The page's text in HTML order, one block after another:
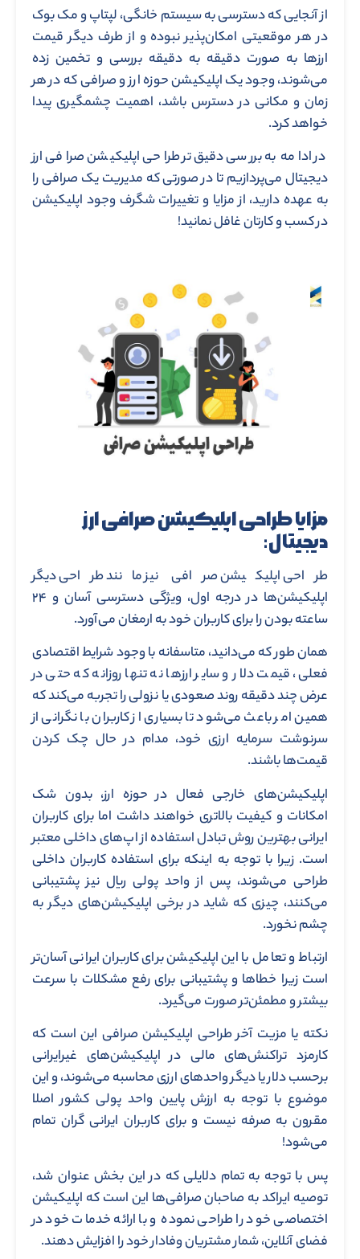
از آنجایی که دسترسی به سیستم خانگی، لپتاپ و مک بوک
در هر موقعیتی امکان‌پذیر نبوده و از طرف دیگر قیمت
ارزها به صورت دقیقه به دقیقه بررسی و تخمین زده
می‌شوند، وجود یک اپلیکیشن حوزه ارز و صرافی که در هر
زمان و مکانی در دسترس باشد، اهمیت چشمگیری پیدا
خواهد کرد.
در ادامه به بررسی دقیق‌تر طراحی اپلیکیشن صرافی ارز
دیجیتال می‌پردازیم تا در صورتی که مدیریت یک صرافی را
به عهده دارید، از مزایا و تغییرات شگرف وجود اپلیکیشن
در کسب و کارتان غافل نمانید!
مزایا طراحی اپلیکیشن صرافی ارز
دیجیتال:
طراحی اپلیکیشن صرافی نیز مانند طراحی دیگر
اپلیکیشن‌ها در درجه اول، ویژگی دسترسی آسان و ۲۴
ساعته بودن را برای کاربران خود به ارمغان می‌آورد.
همان طور که می‌دانید، متاسفانه با وجود شرایط اقتصادی
فعلی، قیمت دلار و سایر ارزها نه تنها روزانه که حتی در
عرض چند دقیقه روند صعودی یا نزولی را تجربه می‌کند که
همین امر باعث می‌شود تا بسیاری از کاربران با نگرانی از
سرنوشت سرمایه ارزی خود، مدام در حال چک کردن
قیمت‌ها باشند.
اپلیکیشن‌های خارجی فعال در حوزه ارز، بدون شک
امکانات و کیفیت بالاتری خواهند داشت اما برای کاربران
ایرانی بهترین روش تبادل استفاده از اپ‌های داخلی معتبر
است. زیرا با توجه به اینکه برای استفاده کاربران داخلی
طراحی می‌شوند، پس از واحد پولی ریال نیز پشتیبانی
می‌کنند، چیزی که شاید در برخی اپلیکیشن‌های دیگر به
چشم نخورد.
ارتباط و تعامل با این اپلیکیشن برای کاربران ایرانی آسان‌تر
است زیرا خطاها و پشتیبانی برای رفع مشکلات با سرعت
بیشتر و مطمئن‌تر صورت می‌گیرد.
نکته یا مزیت آخر طراحی اپلیکیشن صرافی این است که
کارمزد تراکنش‌های مالی در اپلیکیشن‌های غیرایرانی
برحسب دلار یا دیگر واحدهای ارزی محاسبه می‌شوند، و این
موضوع با توجه به ارزش پایین واحد پولی کشور اصلا
مقرون به صرفه نیست و برای کاربران ایرانی گران تمام
می‌شود!
پس با توجه به تمام دلایلی که در این بخش عنوان شد،
توصیه ایراکد به صاحبان صرافی‌ها این است که اپلیکیشن
اختصاصی خود را طراحی نموده و با ارائه خدمات خود در
فضای آنلاین، شمار مشتریان وفادار خود را افزایش دهند.